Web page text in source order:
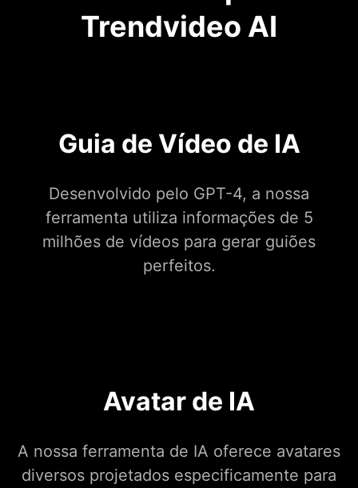
Trendvideo AI
Guia de Vídeo de IA
Desenvolvido pelo GPT-4, a nossa
ferramenta utiliza informações de 5
milhões de vídeos para gerar guiões
perfeitos.
Avatar de IA
A nossa ferramenta de IA oferece avatares
diversos projetados especificamente para